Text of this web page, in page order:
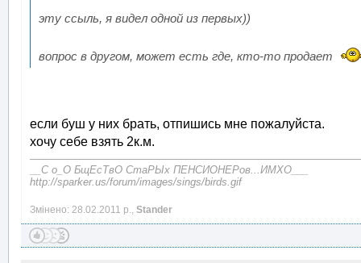
эту ссыль, я видел одной из первых))
вопрос в другом, может есть где, кто-то продает
если буш у них брать, отпишись мне пожалуйста.
хочу себе взять 2к.м.
__С о_О БщЕсТвО СтаРЫх ПЕНСИОНЕРов...ИМХО___
http://sparker.us/forum/images/sings/birds.gif
Змінено: 28.02.2011 р., Stander